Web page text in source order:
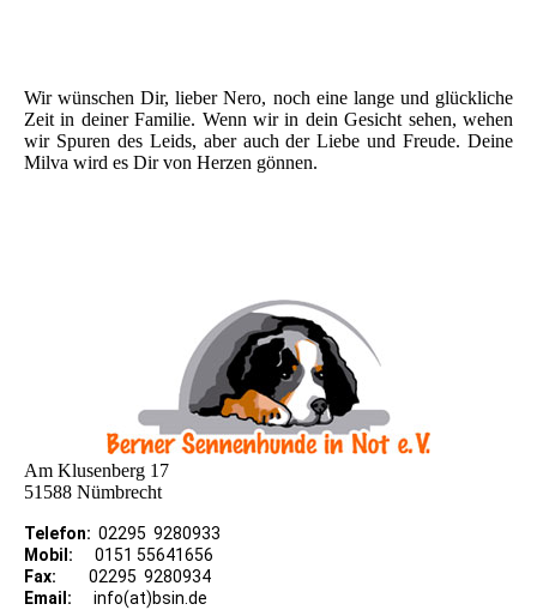
Wir wünschen Dir, lieber Nero, noch eine lange und glückliche
Zeit in deiner Familie. Wenn wir in dein Gesicht sehen, wehen
wir Spuren des Leids, aber auch der Liebe und Freude. Deine
Milva wird es Dir von Herzen gönnen.
Am Klusenberg 17
51588 Nümbrecht
Telefon: 02295 9280933
Mobil: 0151 55641656
Fax:
02295 9280934
Email: info(at)bsin.de